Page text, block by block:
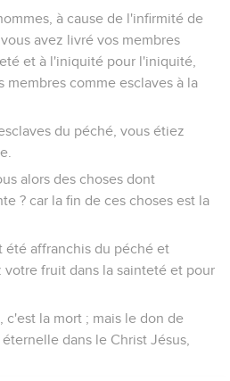
à cause de l'infirmité de
avez livré vos membres
et à l'iniquité pour l'iniquité,
membres comme esclaves à la
du péché, vous étiez
alors des choses dont
? car la fin de ces choses est la
été affranchis du péché et
votre fruit dans la sainteté et pour
c'est la mort ; mais le don de
dans le Christ Jésus,